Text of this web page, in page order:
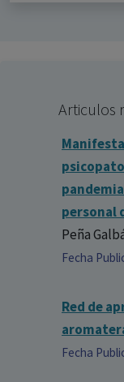
Articulos
pandemia
personal
Peña
Fecha
Red de
Fecha